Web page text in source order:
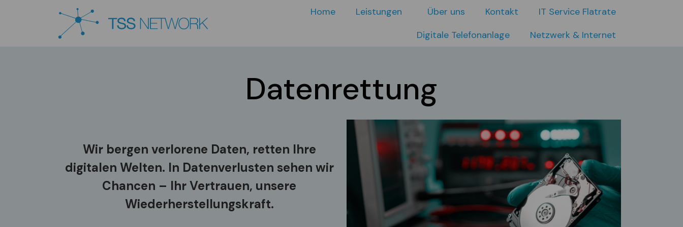
Home Leistungen Über uns Kontakt
IT Service Flatrate
Digitale Telefonanlage
Netzwerk & Internet
Datenrettung
Wir bergen verlorene Daten, retten Ihre
digitalen Welten. In Datenverlusten sehen wir
Chancen – Ihr Vertrauen, unsere
Wiederherstellungskraft.